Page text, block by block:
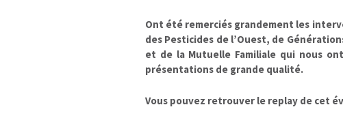
Ont été remerciés grandement les
des Pesticides de l’Ouest, de
et de la Mutuelle Familiale qui nous
présentations de grande qualité.
Vous pouvez retrouver le replay de cet